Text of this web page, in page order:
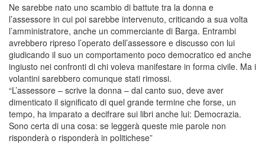
Ne sarebbe nato uno scambio di battute tra la donna e
l’assessore in cui poi sarebbe intervenuto, criticando a sua volta
l’amministratore, anche un commerciante di Barga. Entrambi
avrebbero ripreso l’operato dell’assessore e discusso con lui
giudicando il suo un comportamento poco democratico ed anche
ingiusto nei confronti di chi voleva manifestare in forma civile. Ma i
volantini sarebbero comunque stati rimossi.
“L’assessore – scrive la donna – dal canto suo, deve aver
dimenticato il significato di quel grande termine che forse, un
tempo, ha imparato a decifrare sui libri anche lui: Democrazia.
Sono certa di una cosa: se leggerà queste mie parole non
risponderà o risponderà in politichese”